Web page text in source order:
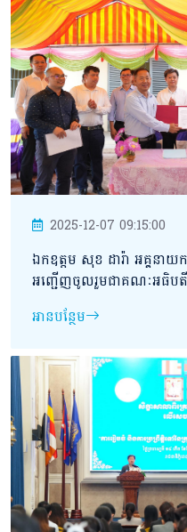
2025-12-07 09:15:00
ឯកឧត្តម សុខ ដារ៉ា អគ្គនា
អញ្ជើញចូលរួមជាគណៈអធិប
នៅសាលាបឋមសិក្សា រំលេច
វាលវែង ខេត្តពោធិ៍សាត់ ក្រោម
អានបន្ថែម